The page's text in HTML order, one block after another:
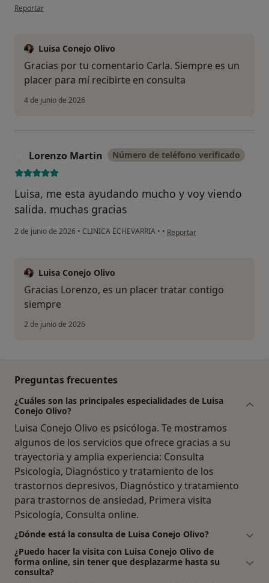
en opinión del usuario Carla Fernández
Reportar
Luisa Conejo Olivo
Gracias por tu comentario Carla. Siempre es un
placer para mí recibirte en consulta
4 de junio de 2026
Lorenzo Martin Número de teléfono verificado
Luisa, me esta ayudando mucho y voy viendo
salida. muchas gracias
2 de junio de 2026 • CLINICA ECHEVARRIA • • en opinión del usuario
Reportar
Luisa Conejo Olivo
Gracias Lorenzo, es un placer tratar contigo
siempre
2 de junio de 2026
Preguntas frecuentes
¿Cuáles son las principales especialidades de Luisa
Conejo Olivo?
Luisa Conejo Olivo es psicóloga. Te mostramos
algunos de los servicios que ofrece gracias a su
trayectoria y amplia experiencia: Consulta
Psicología, Diagnóstico y tratamiento de los
trastornos depresivos, Diagnóstico y tratamiento
para trastornos de ansiedad, Primera visita
Psicología, Consulta online.
¿Dónde está la consulta de Luisa Conejo Olivo?
¿Puedo hacer la visita con Luisa Conejo Olivo de
forma online, sin tener que desplazarme hasta su
consulta?